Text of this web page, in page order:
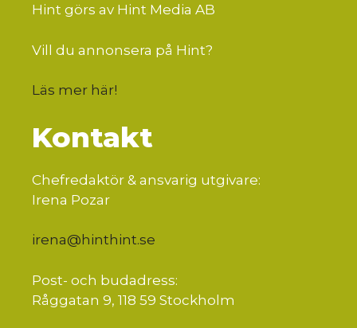
Hint görs av Hint Media AB
Vill du annonsera på Hint?
Läs mer här!
Kontakt
Chefredaktör & ansvarig utgivare:
Irena Pozar
irena@hinthint.se
Post- och budadress:
Råggatan 9, 118 59 Stockholm